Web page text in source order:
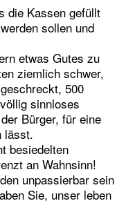
die Kassen gefüllt
sollen und
etwas Gutes zu
ziemlich schwer,
500
sinnloses
Bürger, für eine
lässt.
besiedelten
an Wahnsinn!
unpassierbar sein
Sie, unser leben